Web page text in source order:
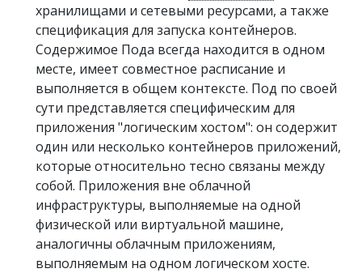
хранилищами и сетевыми ресурсами, а также
спецификация для запуска контейнеров.
Содержимое Пода всегда находится в одном
месте, имеет совместное расписание и
выполняется в общем контексте. Под по своей
сути представляется специфическим для
приложения "логическим хостом": он содержит
один или несколько контейнеров приложений,
которые относительно тесно связаны между
собой. Приложения вне облачной
инфраструктуры, выполняемые на одной
физической или виртуальной машине,
аналогичны облачным приложениям,
выполняемым на одном логическом хосте.